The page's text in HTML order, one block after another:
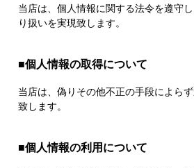
当店は、個人情報に関する法令を遵守
り扱いを実現致します。
■個人情報の取得について
当店は、偽りその他不正の手段によら
致します。
■個人情報の利用について